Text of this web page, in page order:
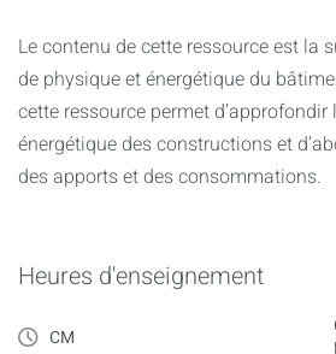
Le contenu de cette ressource est la
de physique et énergétique du
cette ressource permet d’approfondir
énergétique des constructions et
des apports et des consommations.
Heures d'enseignement
CM